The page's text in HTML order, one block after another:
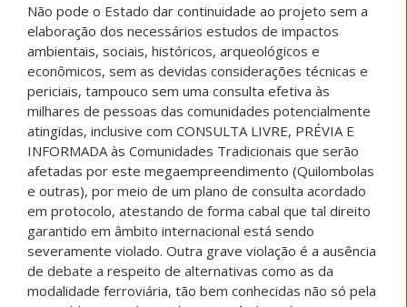
Não pode o Estado dar continuidade ao projeto sem a
elaboração dos necessários estudos de impactos
ambientais, sociais, históricos, arqueológicos e
econômicos, sem as devidas considerações técnicas e
periciais, tampouco sem uma consulta efetiva às
milhares de pessoas das comunidades potencialmente
atingidas, inclusive com CONSULTA LIVRE, PRÉVIA E
INFORMADA às Comunidades Tradicionais que serão
afetadas por este megaempreendimento (Quilombolas
e outras), por meio de um plano de consulta acordado
em protocolo, atestando de forma cabal que tal direito
garantido em âmbito internacional está sendo
severamente violado. Outra grave violação é a ausência
de debate a respeito de alternativas como as da
modalidade ferroviária, tão bem conhecidas não só pela